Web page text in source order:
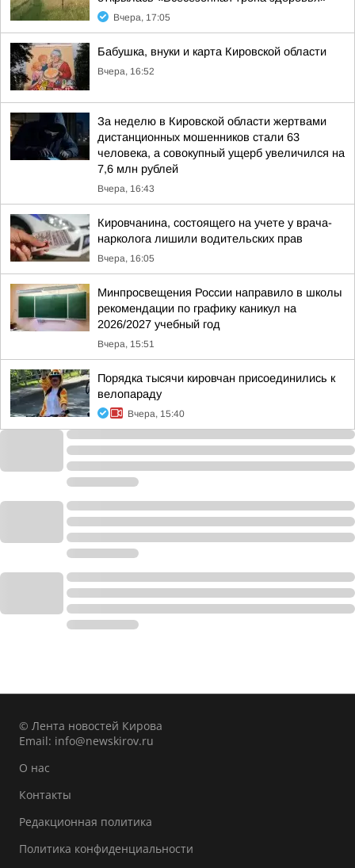
Вчера, 17:05
Бабушка, внуки и карта Кировской области
Вчера, 16:52
За неделю в Кировской области жертвами
дистанционных мошенников стали 63
человека, а совокупный ущерб увеличился на
7,6 млн рублей
Вчера, 16:43
Кировчанина, состоящего на учете у врача-
нарколога лишили водительских прав
Вчера, 16:05
Минпросвещения России направило в школы
рекомендации по графику каникул на
2026/2027 учебный год
Вчера, 15:51
Порядка тысячи кировчан присоединились к
велопараду
Вчера, 15:40
© Лента новостей Кирова
Email: info@newskirov.ru
О нас
Контакты
Редакционная политика
Политика конфиденциальности